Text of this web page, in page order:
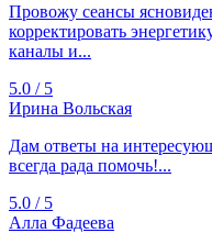
Провожу сеансы
корректировать
каналы и...
5.0 / 5
Ирина Вольская
Дам ответы на
всегда рада помочь!...
5.0 / 5
Алла Фадеева